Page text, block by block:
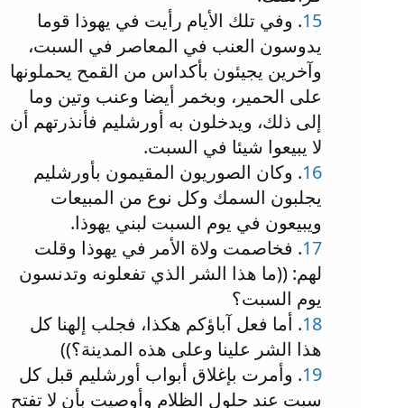
15. وفي تلك الأيام رأيت في يهوذا قوما
يدوسون العنب في المعاصر في السبت،
وآخرين يجيئون بأكداس من القمح يحملونها
على الحمير، وبخمر أيضا وعنب وتين وما
إلى ذلك، ويدخلون به أورشليم فأنذرتهم أن
لا يبيعوا شيئا في السبت.
16. وكان الصوريون المقيمون بأورشليم
يجلبون السمك وكل نوع من المبيعات
ويبيعون في يوم السبت لبني يهوذا.
17. فخاصمت ولاة الأمر في يهوذا وقلت
لهم: ((ما هذا الشر الذي تفعلونه وتدنسون
يوم السبت؟
18. أما فعل آباؤكم هكذا، فجلب إلهنا كل
هذا الشر علينا وعلى هذه المدينة؟))
19. وأمرت بإغلاق أبواب أورشليم قبل كل
سبت عند حلول الظلام وأوصيت بأن لا تفتح